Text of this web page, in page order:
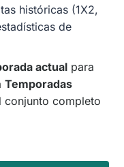
históricas (1X2,
de
actual para
Temporadas
conjunto completo